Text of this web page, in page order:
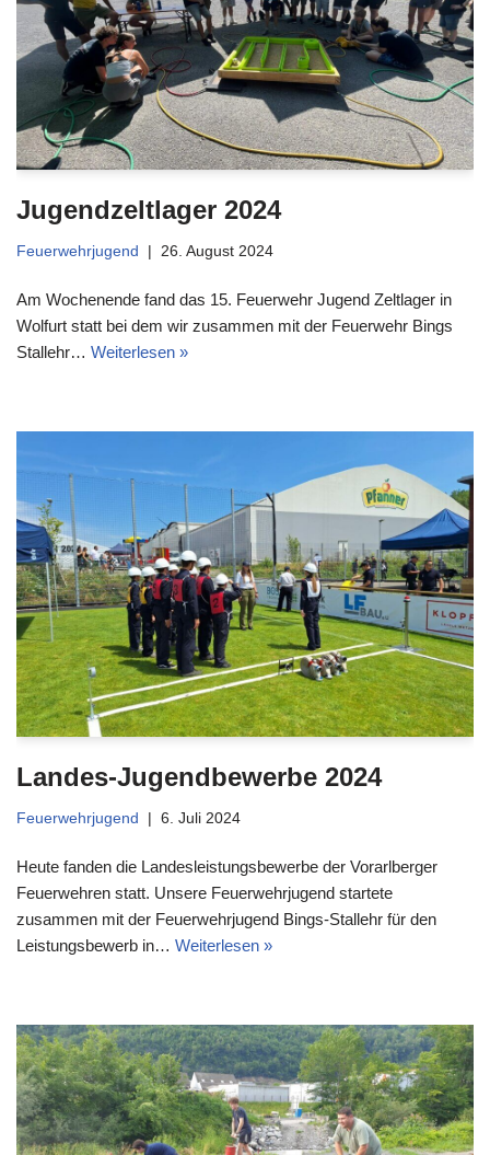
Jugendzeltlager 2024
Feuerwehrjugend 26. August 2024
Am Wochenende fand das 15. Feuerwehr Jugend Zeltlager in
Wolfurt statt bei dem wir zusammen mit der Feuerwehr Bings
Stallehr… Weiterlesen »
Landes-Jugendbewerbe 2024
Feuerwehrjugend 6. Juli 2024
Heute fanden die Landesleistungsbewerbe der Vorarlberger
Feuerwehren statt. Unsere Feuerwehrjugend startete
zusammen mit der Feuerwehrjugend Bings-Stallehr für den
Leistungsbewerb in… Weiterlesen »